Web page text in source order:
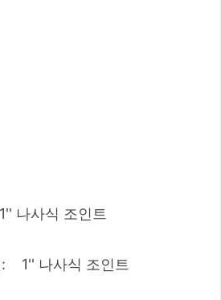
나사식 조인트
: 1'' 나사식 조인트